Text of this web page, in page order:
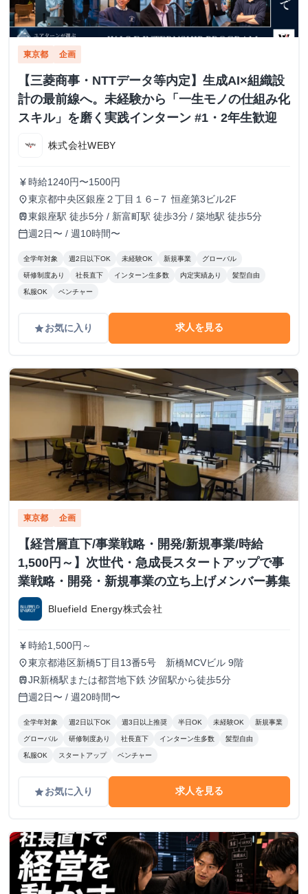
東京都 企画
【三菱商事・NTTデータ等内定】生成AI×組織設
計の最前線へ。未経験から「一生モノの仕組み化
スキル」を磨く実践インターン #1・2年生歓迎
株式会社WEBY
currency_yen 時給1240円〜1500円
place東京都中央区銀座２丁目１６−７ 恒産第3ビル2F
train東銀座駅 徒歩5分 / 新富町駅 徒歩3分 / 築地駅 徒歩5分
calendar_today週2日〜 / 週10時間〜
全学年対象 週2日以下OK 未経験OK 新規事業 グローバル
研修制度あり 社長直下 インターン生多数 内定実績あり 髪型自由
私服OK ベンチャー
gradeお気に入り 求人を見る
東京都 企画
【経営層直下/事業戦略・開発/新規事業/時給
1,500円～】次世代・急成長スタートアップで事
業戦略・開発・新規事業の立ち上げメンバー募集
Bluefield Energy株式会社
currency_yen 時給1,500円～
place東京都港区新橋5丁目13番5号 新橋MCVビル 9階
trainJR新橋駅または都営地下鉄 汐留駅から徒歩5分
calendar_today週2日〜 / 週20時間〜
全学年対象 週2日以下OK 週3日以上推奨 半日OK 未経験OK 新規事業
グローバル 研修制度あり 社長直下 インターン生多数 髪型自由
私服OK スタートアップ ベンチャー
gradeお気に入り 求人を見る